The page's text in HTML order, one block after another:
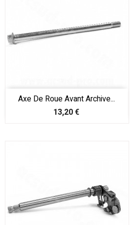
Axe De Roue Avant Archive...
Prix
13,20 €